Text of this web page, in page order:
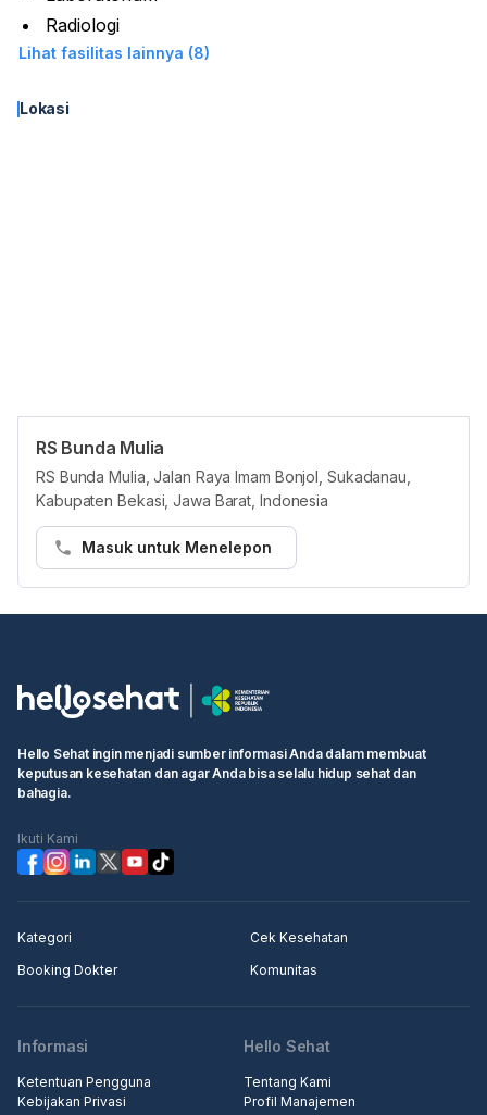
Radiologi
Lihat fasilitas lainnya (8)
Lokasi
RS Bunda Mulia
RS Bunda Mulia, Jalan Raya Imam Bonjol, Sukadanau,
Kabupaten Bekasi, Jawa Barat, Indonesia
Masuk untuk Menelepon
Panduan Pasien
Pasien dapat membuat janji temu di RS Bunda Mulia di platform
Langkah 1:
• Buka https://hellosehat.com/care/ dan klik “Booking dokter”
• Masukkan "RS Bunda Mulia" di kotak pencarian
• Pilih waktu ujian dan klik kotak "Lanjutkan untuk membuat
booking"
Langkah 2: Pergi ke rumah sakit atau klinik terjadwal, pergi ke
konter penerimaan medis, tunjukkan informasi pemesanan
kepada resepsionis/perawat
Langkah 3: Masuk ke klinik untuk pemeriksaan.
Hello Sehat ingin menjadi sumber informasi Anda dalam membuat
keputusan kesehatan dan agar Anda bisa selalu hidup sehat dan
bahagia.
Ikuti Kami
Kategori
Cek Kesehatan
Booking Dokter
Komunitas
Informasi
Ketentuan Pengguna
Kebijakan Privasi
Hello Sehat
Tentang Kami
Profil Manajemen